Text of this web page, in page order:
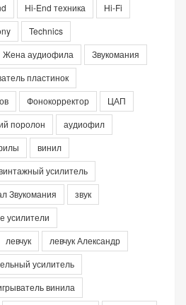
Hi-End техника
Hi-Fi
Technics
Жена аудиофила
Звукомания
пластинок
Фонокорректор
ЦАП
поролон
аудиофил
винил
усилитель
Звукомания
звук
усилители
левчук
левчук Александр
усилитель
винила